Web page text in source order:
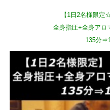
【1日2名様限定
全身指圧+全身アロ
135分